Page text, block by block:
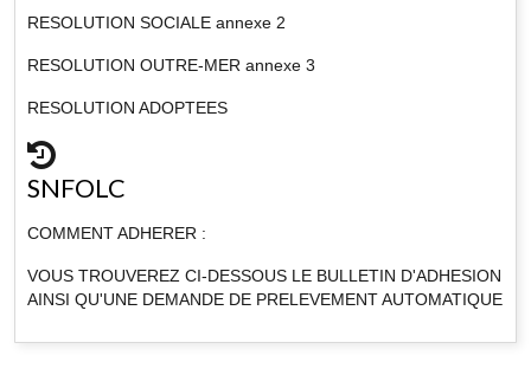
RESOLUTION SOCIALE annexe 2
RESOLUTION OUTRE-MER annexe 3
RESOLUTION ADOPTEES
SNFOLC
COMMENT ADHERER :
VOUS TROUVEREZ CI-DESSOUS LE BULLETIN D'ADHESION
AINSI QU'UNE DEMANDE DE PRELEVEMENT AUTOMATIQUE